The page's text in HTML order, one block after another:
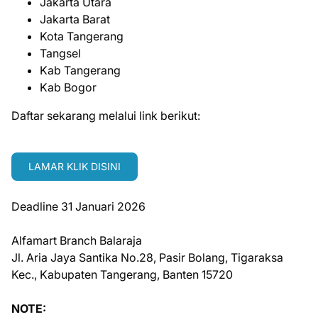
Jakarta Barat
Kota Tangerang
Tangsel
Kab Tangerang
Kab Bogor
Daftar sekarang melalui link berikut:
LAMAR KLIK DISINI
Deadline 31 Januari 2026
Alfamart Branch Balaraja
Jl. Aria Jaya Santika No.28, Pasir Bolang, Tigaraksa
Kec., Kabupaten Tangerang, Banten 15720
NOTE: